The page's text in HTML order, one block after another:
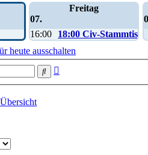
Freitag
07.
16:00
18:00 Civ-Stammtisch
heute ausschalten
Suche